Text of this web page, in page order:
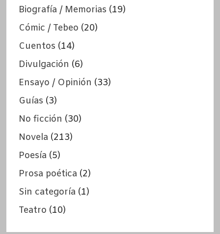
Biografía / Memorias (19)
Cómic / Tebeo (20)
Cuentos (14)
Divulgación (6)
Ensayo / Opinión (33)
Guías (3)
No ficción (30)
Novela (213)
Poesía (5)
Prosa poética (2)
Sin categoría (1)
Teatro (10)